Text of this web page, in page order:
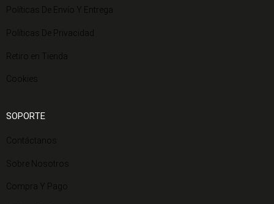
Políticas De Envío Y Entrega
Políticas De Privacidad
Retiro en Tienda
Cookies
SOPORTE
Contáctanos
Sobre Nosotros
Compra Y Pago